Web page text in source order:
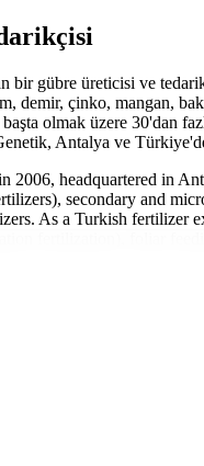
gübre üreticisi ve
demir, çinko, mangan,
olmak üzere 30'dan
Antalya ve
headquartered in
secondary and
As a Turkish fertilizer